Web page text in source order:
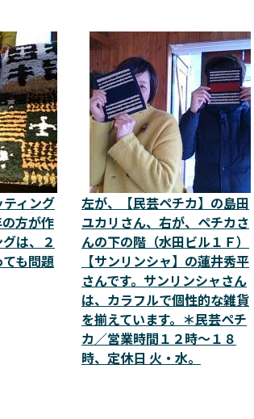
ィング
方が作
は、２
も問題
左が、【民芸ペチカ】の島田
ユカリさん、右が、ペチカさ
んの下の階（水田ビル１Ｆ）
【サンリンシャ】の蓮井秀平
さんです。サンリンシャさん
は、カラフルで個性的な雑貨
を揃えています。＊民芸ペチ
カ／営業時間１２時～１８
時、定休日 火・水。